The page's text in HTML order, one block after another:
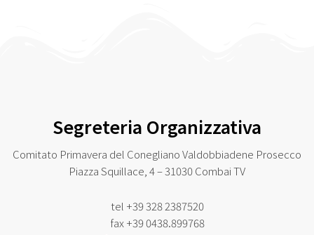
Segreteria Organizzativa
Comitato Primavera del Conegliano Valdobbiadene Prosecco
Piazza Squillace, 4 – 31030 Combai TV
tel +39 328 2387520
fax+39 0438.899768